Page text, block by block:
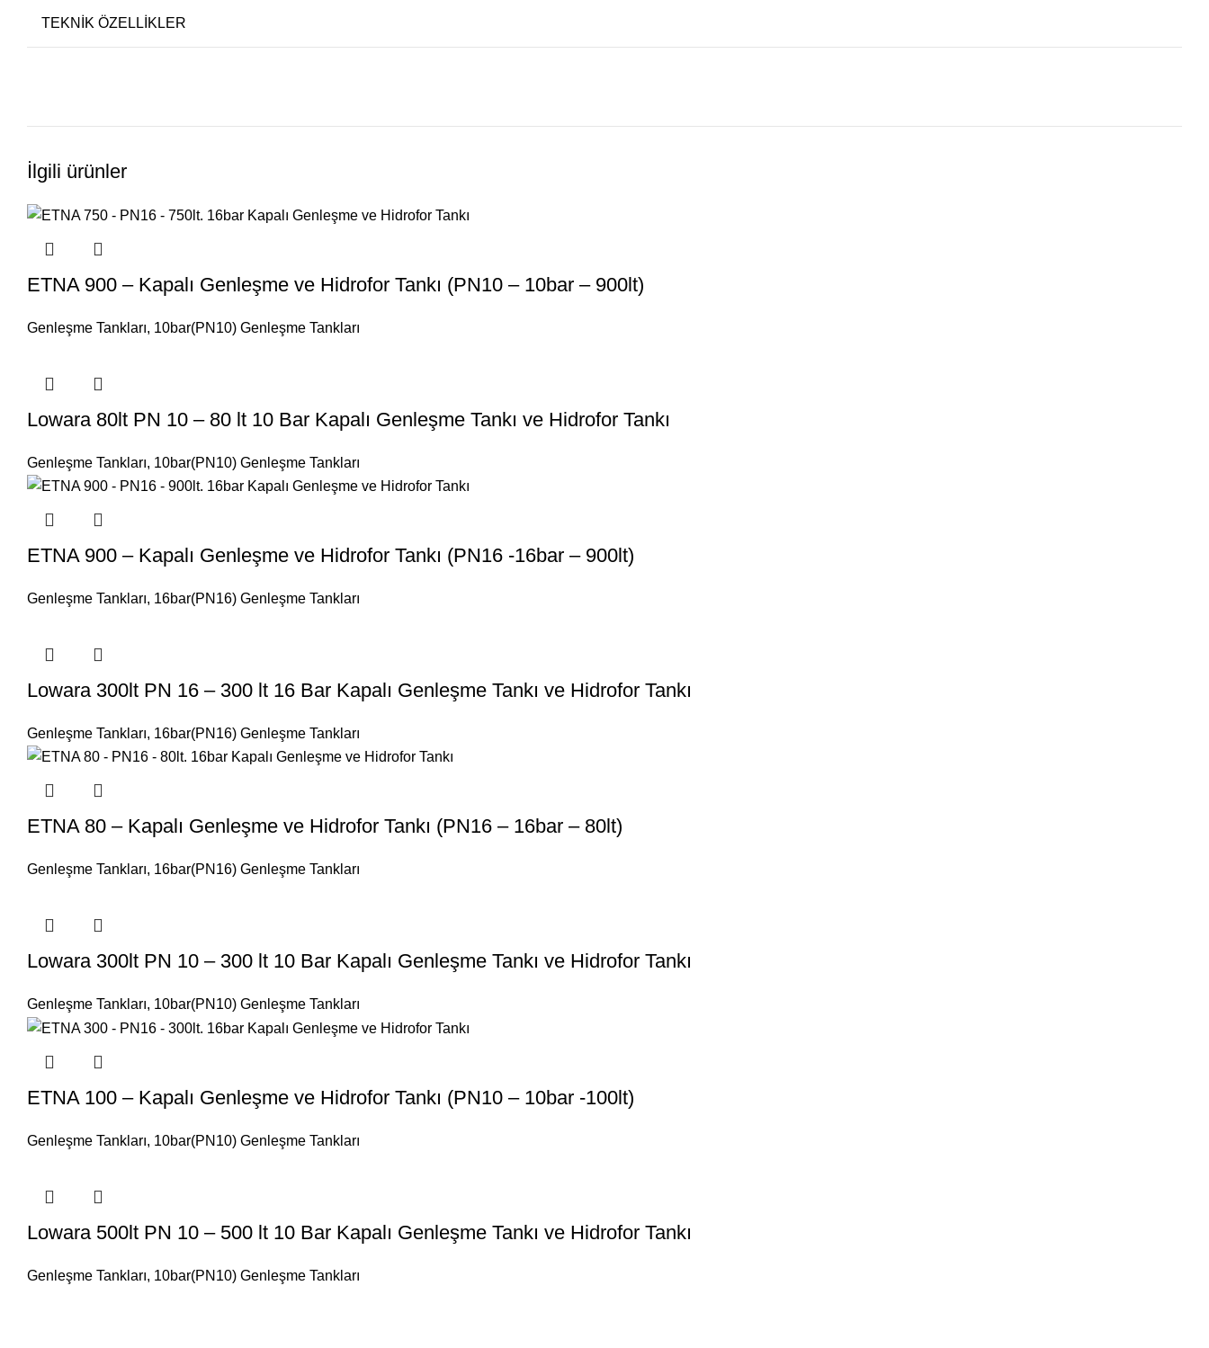
TEKNİK ÖZELLİKLER
İlgili ürünler
ETNA 900 – Kapalı Genleşme ve Hidrofor Tankı (PN10 – 10bar – 900lt)
Genleşme Tankları, 10bar(PN10) Genleşme Tankları
Lowara 80lt PN 10 – 80 lt 10 Bar Kapalı Genleşme Tankı ve Hidrofor Tankı
Genleşme Tankları, 10bar(PN10) Genleşme Tankları
ETNA 900 – Kapalı Genleşme ve Hidrofor Tankı (PN16 -16bar – 900lt)
Genleşme Tankları, 16bar(PN16) Genleşme Tankları
Lowara 300lt PN 16 – 300 lt 16 Bar Kapalı Genleşme Tankı ve Hidrofor Tankı
Genleşme Tankları, 16bar(PN16) Genleşme Tankları
ETNA 80 – Kapalı Genleşme ve Hidrofor Tankı (PN16 – 16bar – 80lt)
Genleşme Tankları, 16bar(PN16) Genleşme Tankları
Lowara 300lt PN 10 – 300 lt 10 Bar Kapalı Genleşme Tankı ve Hidrofor Tankı
Genleşme Tankları, 10bar(PN10) Genleşme Tankları
ETNA 100 – Kapalı Genleşme ve Hidrofor Tankı (PN10 – 10bar -100lt)
Genleşme Tankları, 10bar(PN10) Genleşme Tankları
Lowara 500lt PN 10 – 500 lt 10 Bar Kapalı Genleşme Tankı ve Hidrofor Tankı
Genleşme Tankları, 10bar(PN10) Genleşme Tankları